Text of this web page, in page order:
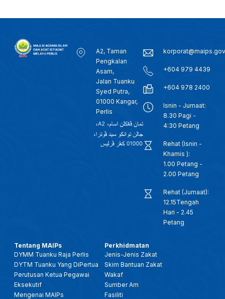
A2, Taman
Pengkalan
Asam,
Jalan Tuanku
Syed Putra,
01000 Kangar,
Perlis
+604 979 4439
+604 978 2400
Isnin - Jumaat:
8.30 Pagi -
4:30 Petang
Rehat (Isnin -
Khamis ):
1.00 Petang -
2.00 Petang
Rehat (Jumaat):
12.15Tengah
Hari - 2.45
Petang
Tentang MAIPs
DYMM Tuanku Raja Perlis
DYTM Tuanku Yang DiPertua
Perutusan Ketua Pegawai
Eksekutif
Mengenai MAIPs
Perkhidmatan
Jenis-Jenis Zakat
Skim Bantuan Zakat
Wakaf
Sumber Am
Fasiliti